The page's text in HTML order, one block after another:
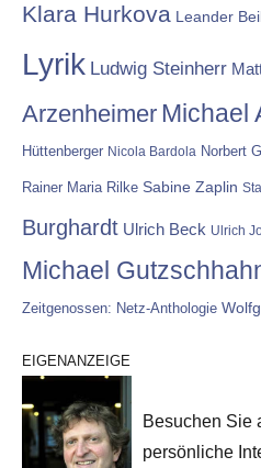
Klara Hurkova Leander
Lyrik Ludwig Steinherr
Arzenheimer Michael
Hüttenberger Nicola Bardola Norbert
Rainer Maria Rilke Sabine Zaplin
Burghardt Ulrich Beck Ulrich
Michael
Zeitgenossen: Netz-Anthologie
EIGENANZEIGE
Besuchen Sie
persönliche